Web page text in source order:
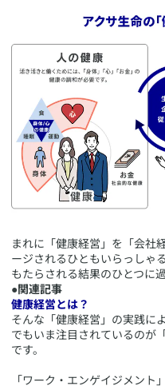
まれに「健康経営」を「会社
ージされるひともいらっしゃ
もたらされる結果のひとつに
●関連記事
健康経営とは？
そんな「健康経営」の実践に
でもいま注目されているのが
です。
「ワーク・エンゲイジメン